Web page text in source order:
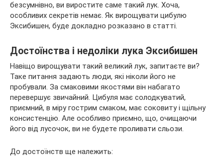
безсумнівно, ви виростите саме такий лук. Хоча,
особливих секретів немає. Як вирощувати цибулю
Эксибишен, буде докладно розказано в статті.
Достоїнства і недоліки лука Эксибишен
Навіщо вирощувати такий великий лук, запитаєте ви?
Таке питання задають люди, які ніколи його не
пробували. За смаковими якостями він набагато
перевершує звичайний. Цибуля має солодкуватий,
приємний, в міру гострим смаком, має соковиту і щільну
консистенцію. Але особливо приємно, що, очищаючи
його від лусочок, ви не будете проливати сльози.
До достоїнств ще належить: